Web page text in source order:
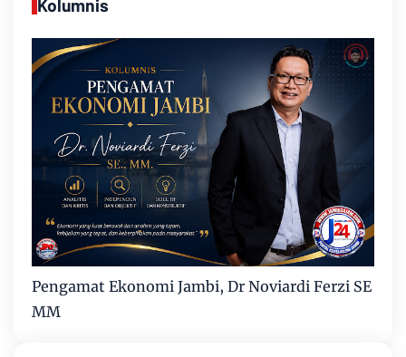
Kolumnis
Pengamat Ekonomi Jambi, Dr Noviardi Ferzi SE
MM